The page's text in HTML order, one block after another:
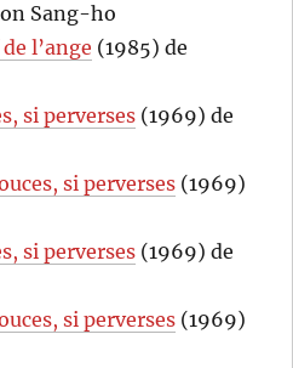
Sang-ho
l’ange (1985) de
si perverses (1969) de
si perverses (1969)
si perverses (1969) de
si perverses (1969)